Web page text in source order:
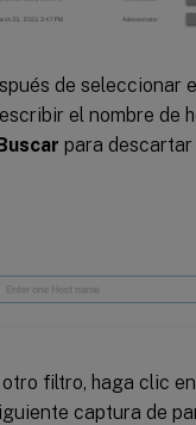
de seleccionar
el nombre de
para
filtro, haga clic
captura de